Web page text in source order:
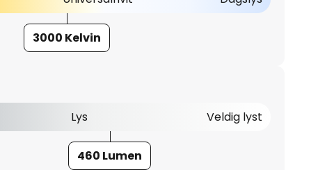
3000 Kelvin
Lys Veldig lyst
460 Lumen